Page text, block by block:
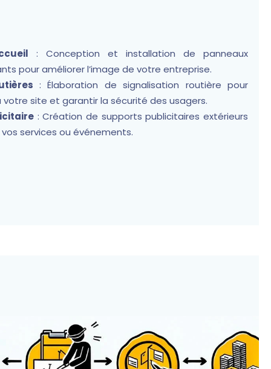
: Conception et installation de panneaux
pour améliorer l’image de votre entreprise.
: Élaboration de signalisation routière pour
votre site et garantir la sécurité des usagers.
: Création de supports publicitaires extérieurs
services ou événements.